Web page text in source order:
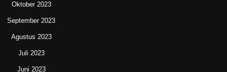
Oktober 2023
September 2023
Agustus 2023
Juli 2023
Juni 2023